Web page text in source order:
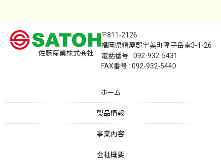
佐藤産業株式会社
〒811-2126
福岡県糟屋郡宇美町障子岳南3-1-26
電話番号 : 092-932-5431
FAX番号 : 092-932-5440
ホーム
製品情報
事業内容
会社概要